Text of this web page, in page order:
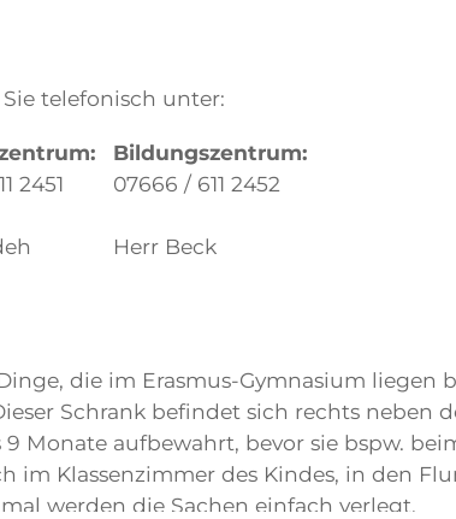
telefonisch unter:
2451
Bildungszentrum:
07666 / 611 2452
Herr Beck
die im Erasmus-Gymnasium liegen
Schrank befindet sich rechts neben
Monate aufbewahrt, bevor sie bspw.
im Klassenzimmer des Kindes, in den
werden die Sachen einfach verlegt.